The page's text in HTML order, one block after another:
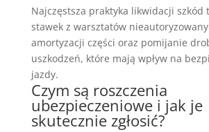
Najczęstsza praktyka likwidacji szkód
stawek z warsztatów
amortyzacji części oraz pomijanie
uszkodzeń, które mają wpływ na
jazdy.
Czym są roszczenia
ubezpieczeniowe i jak je
skutecznie zgłosić?